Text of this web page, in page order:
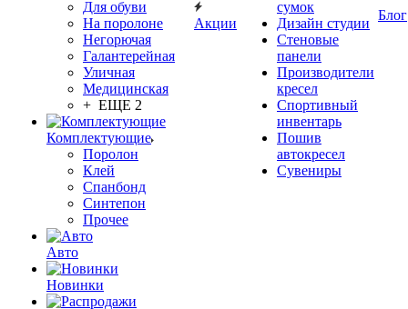
Для обуви
На поролоне
Негорючая
Галантерейная
Уличная
Медицинская
+ ЕЩЕ 2
Комплектующие
Поролон
Клей
Спанбонд
Синтепон
Прочее
Авто
Новинки
Акции
сумок
Дизайн студии
Стеновые
панели
Производители
кресел
Спортивный
инвентарь
Пошив
автокресел
Сувениры
Блог